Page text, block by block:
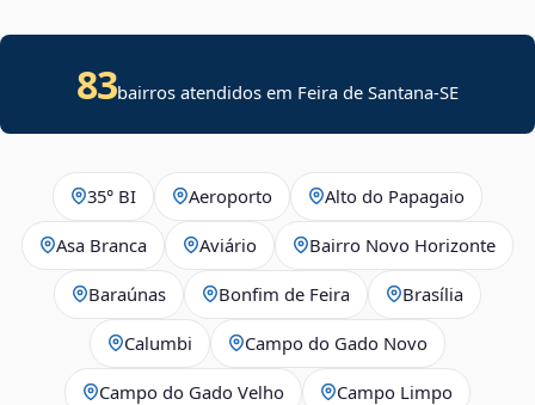
83bairros atendidos em Feira de Santana-SE
35° BI Aeroporto Alto do Papagaio
Asa Branca Aviário Bairro Novo Horizonte
Baraúnas Bonfim de Feira Brasília
Calumbi Campo do Gado Novo
Campo do Gado Velho Campo Limpo